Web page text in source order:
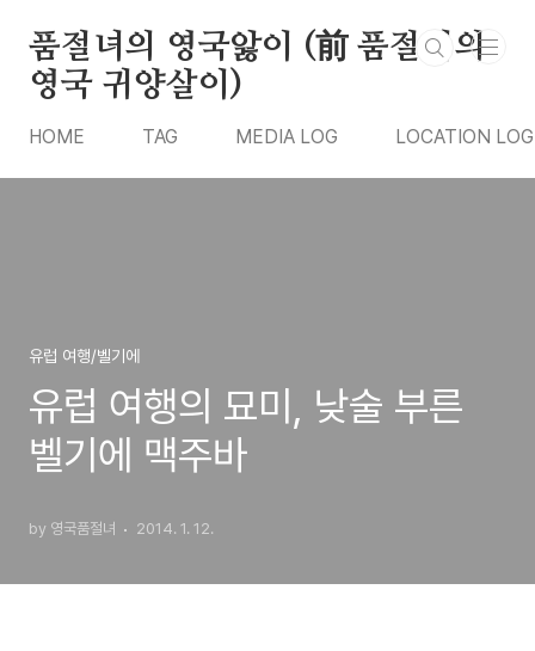
품절녀의 영국앓이 (前 품절녀의
영국 귀양살이)
HOME TAG MEDIA LOG LOCATION LOG
유럽 여행/벨기에
유럽 여행의 묘미, 낮술 부른
벨기에 맥주바
by 영국품절녀 2014. 1. 12.